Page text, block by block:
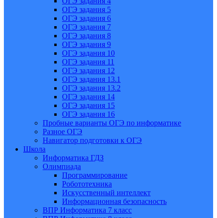
ОГЭ задания 5
ОГЭ задания 6
ОГЭ задания 7
ОГЭ задания 8
ОГЭ задания 9
ОГЭ задания 10
ОГЭ задания 11
ОГЭ задания 12
ОГЭ задания 13.1
ОГЭ задания 13.2
ОГЭ задания 14
ОГЭ задания 15
ОГЭ задания 16
Пробные варианты ОГЭ по информатике
Разное ОГЭ
Навигатор подготовки к ОГЭ
Школа
Информатика ГДЗ
Олимпиада
Программирование
Робототехника
Искусственный интеллект
Информационная безопасность
ВПР Информатика 7 класс